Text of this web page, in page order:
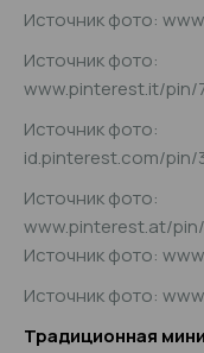
Источник фото:
Источник фото:
www.pinterest.it/pin/
Источник фото:
id.pinterest.com/pin/
Источник фото:
www.pinterest.at/pin/
Источник фото:
Источник фото:
Традиционная